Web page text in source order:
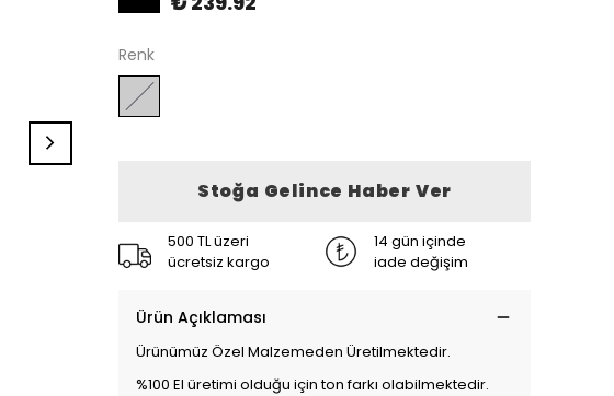
Renk
Stoğa Gelince Haber Ver
500 TL üzeri
ücretsiz kargo
14 gün içinde
iade değişim
Ürün Açıklaması
Ürünümüz Özel Malzemeden Üretilmektedir.
%100 El üretimi olduğu için ton farkı olabilmektedir.